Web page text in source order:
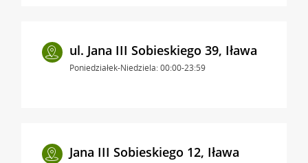
ul. Jana III Sobieskiego 39, Iława
Poniedziałek-Niedziela: 00:00-23:59
Jana III Sobieskiego 12, Iława